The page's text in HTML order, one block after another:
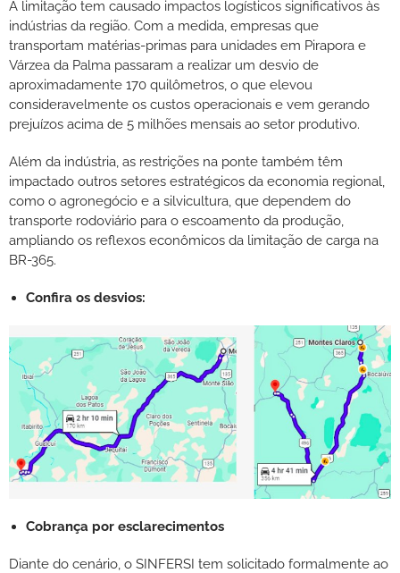
A limitação tem causado impactos logísticos significativos às
indústrias da região. Com a medida, empresas que
transportam matérias-primas para unidades em Pirapora e
Várzea da Palma passaram a realizar um desvio de
aproximadamente 170 quilômetros, o que elevou
consideravelmente os custos operacionais e vem gerando
prejuízos acima de 5 milhões mensais ao setor produtivo.
Além da indústria, as restrições na ponte também têm
impactado outros setores estratégicos da economia regional,
como o agronegócio e a silvicultura, que dependem do
transporte rodoviário para o escoamento da produção,
ampliando os reflexos econômicos da limitação de carga na
BR-365.
Confira os desvios:
Cobrança por esclarecimentos
Diante do cenário, o SINFERSI tem solicitado formalmente ao